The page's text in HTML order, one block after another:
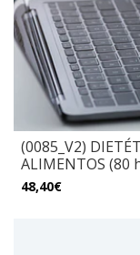
(0085_V2)
ALIMENTOS (80
48,40€